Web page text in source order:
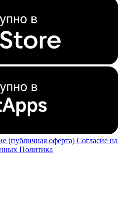
(публичная оферта) Согласие на
Политика